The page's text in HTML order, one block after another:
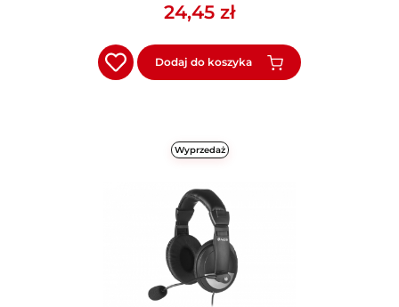
24,45 zł
Dodaj do koszyka
Wyprzedaż